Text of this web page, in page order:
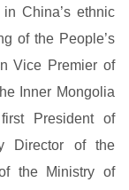
China’s ethnic
of the People’s
Vice Premier of
Inner Mongolia
President of
Director of the
the Ministry of